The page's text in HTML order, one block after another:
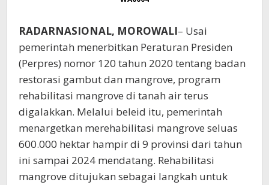
RADARNASIONAL, MOROWALI– Usai
pemerintah menerbitkan Peraturan Presiden
(Perpres) nomor 120 tahun 2020 tentang badan
restorasi gambut dan mangrove, program
rehabilitasi mangrove di tanah air terus
digalakkan. Melalui beleid itu, pemerintah
menargetkan merehabilitasi mangrove seluas
600.000 hektar hampir di 9 provinsi dari tahun
ini sampai 2024 mendatang. Rehabilitasi
mangrove ditujukan sebagai langkah untuk